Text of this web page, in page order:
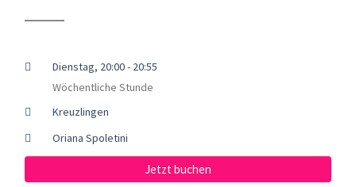
Dienstag, 20:00 - 20:55
Wöchentliche Stunde
Kreuzlingen
Oriana Spoletini
Jetzt buchen